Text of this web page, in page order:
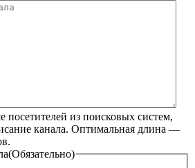
посетителей из поисковых систем,
канала. Оптимальная длина —
(Обязательно)